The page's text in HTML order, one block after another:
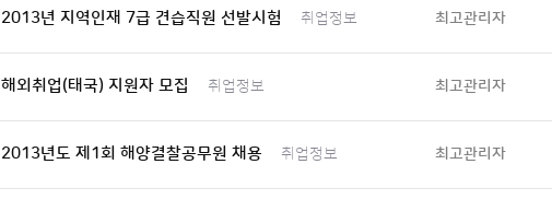
2013년 지역인재 7급 견습직원 선발시험 취업정보 최고관리자
해외취업(태국) 지원자 모집 취업정보 최고관리자
2013년도 제1회 해양결찰공무원 채용 취업정보 최고관리자